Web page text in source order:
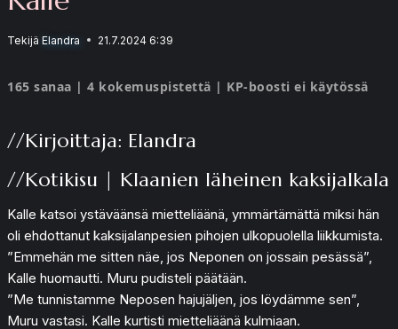
Tekijä Elandra 21.7.2024 6:39
165 sanaa | 4 kokemuspistettä | KP-boosti ei käytössä
//Kirjoittaja: Elandra
//Kotikisu | Klaanien läheinen kaksijalkala
Kalle katsoi ystäväänsä mietteliäänä, ymmärtämättä miksi hän
oli ehdottanut kaksijalanpesien pihojen ulkopuolella liikkumista.
”Emmehän me sitten näe, jos Neponen on jossain pesässä”,
Kalle huomautti. Muru pudisteli päätään.
”Me tunnistamme Neposen hajujäljen, jos löydämme sen”,
Muru vastasi. Kalle kurtisti mietteliäänä kulmiaan.